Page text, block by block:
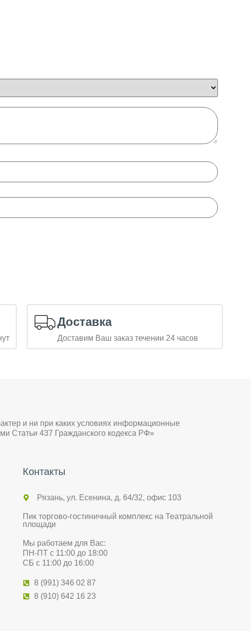
Доставка
Доставим Ваш заказ течении 24 часов
и ни при каких условиях информационные
Статьи 437 Гражданского кодекса РФ»
Контакты
Рязань, ул. Есенина, д. 64/32, офис 103
Пик торгово-гостиничный комплекс на Театральной
площади
Мы работаем для Вас:
ПН-ПТ с 11:00 до 18:00
СБ с 11:00 до 16:00
8 (991) 346 02 87
8 (910) 642 16 23